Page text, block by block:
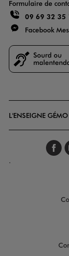
Formulaire de
09 69 32 35
Facebook
L'ENSEIGNE GÉMO
.